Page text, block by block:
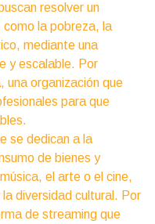
resolver un
la pobreza, la
mediante una
y escalable. Por
una organización que
para que
se dedican a la
de bienes y
el arte o el cine,
diversidad cultural. Por
de streaming que